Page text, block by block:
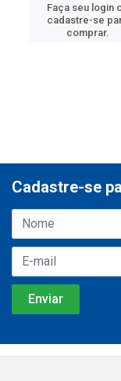
Faça seu login
cadastre-se
comprar.
Cadastre-se